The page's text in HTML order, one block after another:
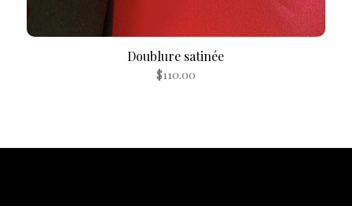
Doublure satinée
$110.00